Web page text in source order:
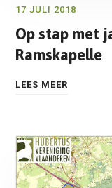
17 JULI 2018
Op stap met
Ramskapelle
LEES MEER